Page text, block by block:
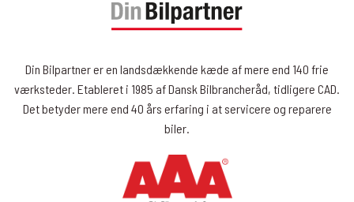
Din Bilpartner er en landsdækkende kæde af mere end 140 frie
værksteder. Etableret i 1985 af Dansk Bilbrancheråd, tidligere CAD.
Det betyder mere end 40 års erfaring i at servicere og reparere
biler.